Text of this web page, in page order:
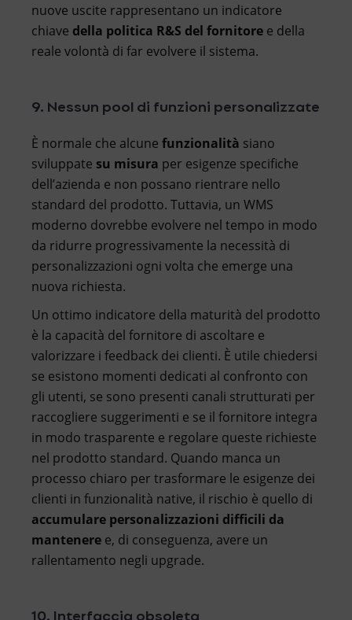
nuove uscite rappresentano un indicatore
chiave della politica R&S del fornitore e della
reale volontà di far evolvere il sistema.
9. Nessun pool di funzioni personalizzate
È normale che alcune funzionalità siano
sviluppate su misura per esigenze specifiche
dell’azienda e non possano rientrare nello
standard del prodotto. Tuttavia, un WMS
moderno dovrebbe evolvere nel tempo in modo
da ridurre progressivamente la necessità di
personalizzazioni ogni volta che emerge una
nuova richiesta.
Un ottimo indicatore della maturità del prodotto
è la capacità del fornitore di ascoltare e
valorizzare i feedback dei clienti. È utile chiedersi
se esistono momenti dedicati al confronto con
gli utenti, se sono presenti canali strutturati per
raccogliere suggerimenti e se il fornitore integra
in modo trasparente e regolare queste richieste
nel prodotto standard. Quando manca un
processo chiaro per trasformare le esigenze dei
clienti in funzionalità native, il rischio è quello di
accumulare personalizzazioni difficili da
mantenere e, di conseguenza, avere un
rallentamento negli upgrade.
10. Interfaccia obsoleta